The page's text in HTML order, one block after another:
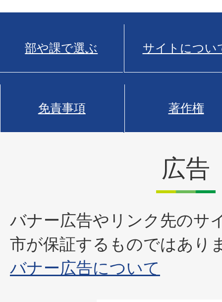
部や課で選ぶ サイトについ
免責事項 著作権
広告
バナー広告やリンク先のサ
市が保証するものではあり
バナー広告について